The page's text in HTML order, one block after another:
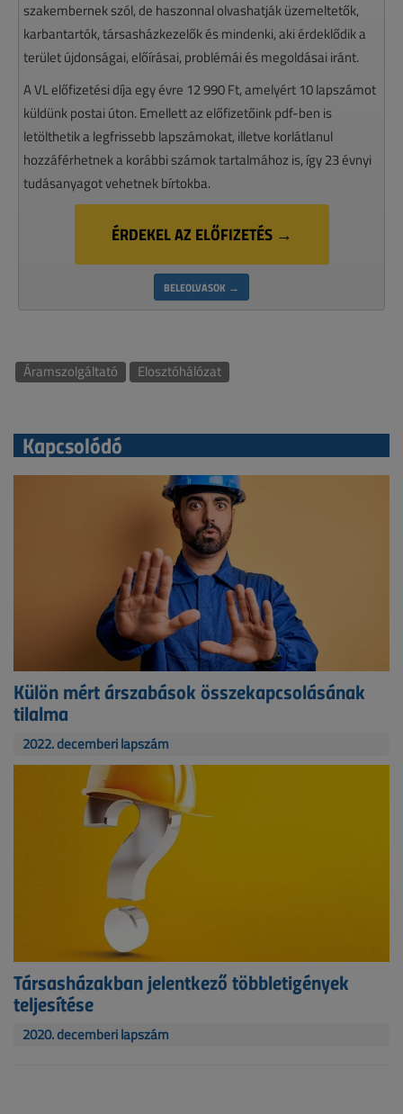
szakembernek szól, de haszonnal olvashatják üzemeltetők,
karbantartók, társasházkezelők és mindenki, aki érdeklődik a
terület újdonságai, előírásai, problémái és megoldásai iránt.
A VL előfizetési díja egy évre 12 990 Ft, amelyért 10 lapszámot
küldünk postai úton. Emellett az előfizetőink pdf-ben is
letölthetik a legfrissebb lapszámokat, illetve korlátlanul
hozzáférhetnek a korábbi számok tartalmához is, így 23 évnyi
tudásanyagot vehetnek bírtokba.
ÉRDEKEL AZ ELŐFIZETÉS →
BELEOLVASOK →
Áramszolgáltató Elosztóhálózat
Kapcsolódó
Külön mért árszabások összekapcsolásának
tilalma
2022. decemberi lapszám
Társasházakban jelentkező többletigények
teljesítése
2020. decemberi lapszám